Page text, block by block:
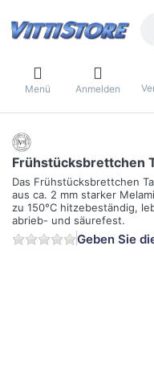
Menü Anmelden
Frühstücksbrettchen
Das Frühstücksbrettchen
aus ca. 2 mm starker
zu 150°C hitzebeständig,
abrieb- und säurefest.
Geben Sie